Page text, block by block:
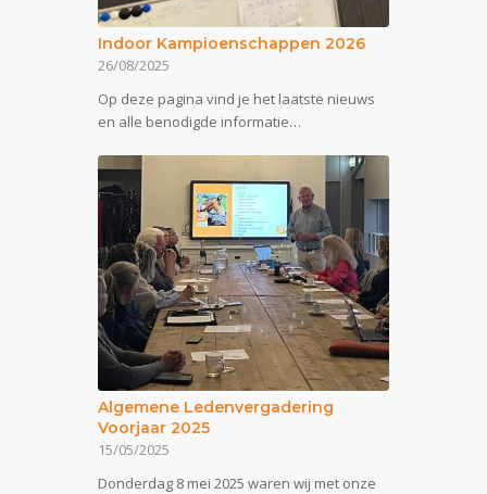
Indoor Kampioenschappen 2026
26/08/2025
Op deze pagina vind je het laatste nieuws
en alle benodigde informatie…
Algemene Ledenvergadering
Voorjaar 2025
15/05/2025
Donderdag 8 mei 2025 waren wij met onze